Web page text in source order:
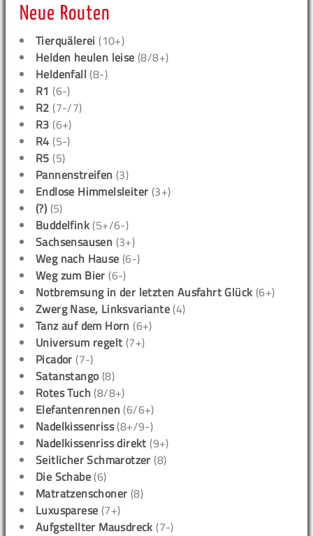
Neue Routen
Tierquälerei (10+)
Helden heulen leise (8/8+)
Heldenfall (8-)
R1 (6-)
R2 (7-/7)
R3 (6+)
R4 (5-)
R5 (5)
Pannenstreifen (3)
Endlose Himmelsleiter (3+)
(?) (5)
Buddelfink (5+/6-)
Sachsensausen (3+)
Weg nach Hause (6-)
Weg zum Bier (6-)
Notbremsung in der letzten Ausfahrt Glück (6+)
Zwerg Nase, Linksvariante (4)
Tanz auf dem Horn (6+)
Universum regelt (7+)
Picador (7-)
Satanstango(8)
Rotes Tuch (8/8+)
Elefantenrennen (6/6+)
Nadelkissenriss(8+/9-)
Nadelkissenriss direkt (9+)
Seitlicher Schmarotzer (8)
Die Schabe (6)
Matratzenschoner (8)
Luxusparese (7+)
Aufgstellter Mausdreck (7-)